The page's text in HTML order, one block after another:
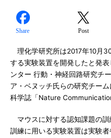
Share Post
理化学研究所は2017年10月
する実験装置を開発したと発
ンター 行動・神経回路研究チ
ア・ベヌッチ氏らの研究チー
科学誌「Nature
マウスに対する認知課題の訓
訓練に用いる実験装置は実験